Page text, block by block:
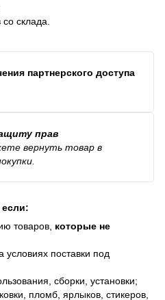
склада.
партнерского доступа
прав
вернуть товар в
товаров, которые не
поставки под
сборки, установки;
пломб, ярлыков, стикеров,